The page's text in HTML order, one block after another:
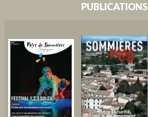
PUBLICATIONS